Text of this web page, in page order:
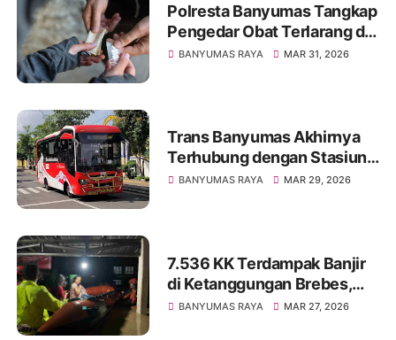
Polresta Banyumas Tangkap
Pengedar Obat Terlarang di
Wangon, 1.055 Butir
BANYUMAS RAYA MAR 31, 2026
Trans Banyumas Akhirnya
Terhubung dengan Stasiun
Purwokerto, Kini Semakin
BANYUMAS RAYA MAR 29, 2026
7.536 KK Terdampak Banjir
di Ketanggungan Brebes,
Akibat Luapan Sungai
BANYUMAS RAYA MAR 27, 2026